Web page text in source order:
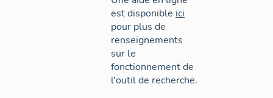
est disponible ici
pour plus de
renseignements
sur le
fonctionnement de
l'outil de recherche.